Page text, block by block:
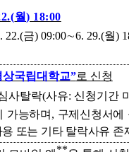
월) 18:00
22.(금) 09:00∼6. 29.(월)
상국립대학교”로 신청
사탈락(사유: 신청기간
가능하며 , 구제신청서에
또는 기타 탈락사유 존
**